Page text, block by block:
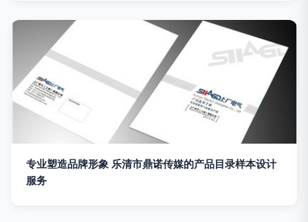
专业塑造品牌形象 乐清市鼎诺传媒的产品目录样本设计
服务